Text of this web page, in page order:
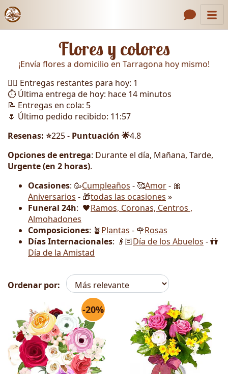
Enlaces de encabezado
Galería
Cómo Hacer un Pedido
Llámanos
Flores y colores
¡Envía flores a domicilio en Tarragona hoy mismo!
🏃‍♂️ Entregas restantes para hoy: 1
⏱️ Última entrega de hoy: hace 14 minutos
📝 Entregas en cola: 5
🌷 Último pedido recibido: 11:57
Resenas: ⭐225 - Puntuación 🌟4.8
Opciones de entrega: Durante el día, Mañana, Tarde,
Urgente (en 2 horas).
Ocasiones: 🥳Cumpleaños - 🥰Amor- 🎀
Aniversarios - 🎁todas las ocasiones »
Funeral 24h: 🖤Ramos, Coronas, Centros ,
Almohadones
Composiciones: 🪴Plantas - 🌹Rosas
Días Internacionales: 👴🏻Día de los Abuelos - 👭
Día de la Amistad
Ordenar por:
Flores -20%